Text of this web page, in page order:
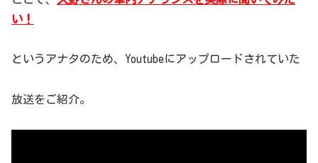
い！
というアナタのため、Youtubeにアップロードされていた
放送をご紹介。